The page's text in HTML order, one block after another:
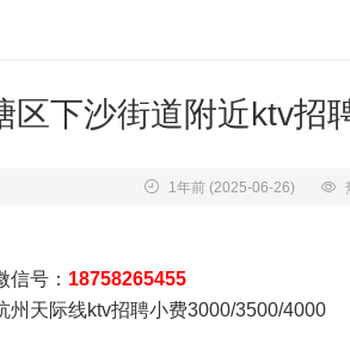
区下沙街道附近ktv招
1年前(2025-06-26)
信号： 18758265455
州天际线ktv招聘小费3000/3500/4000